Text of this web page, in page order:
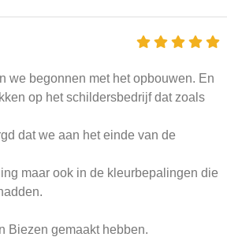
we begonnen met het opbouwen. En
op het schildersbedrijf dat zoals
dat we aan het einde van de
maar ook in de kleurbepalingen die
Biezen gemaakt hebben.